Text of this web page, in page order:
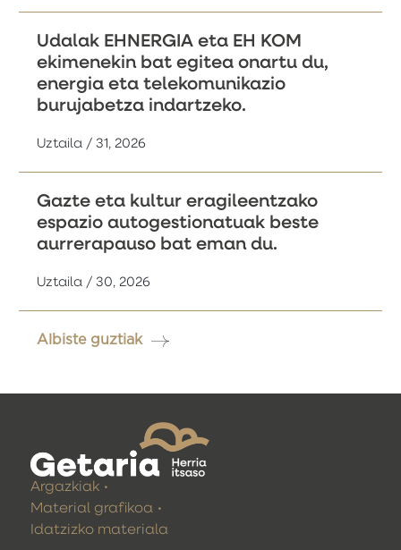
Udalak EHNERGIA eta EH KOM
ekimenekin bat egitea onartu du,
energia eta telekomunikazio
burujabetza indartzeko.
Uztaila / 31, 2026
Gazte eta kultur eragileentzako
espazio autogestionatuak beste
aurrerapauso bat eman du.
Uztaila / 30, 2026
Albiste guztiak
Argazkiak
Material grafikoa
Idatzizko materiala